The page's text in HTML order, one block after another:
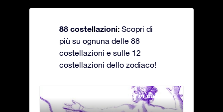
88 costellazioni: Scopri di
più su ognuna delle 88
costellazioni e sulle 12
costellazioni dello zodiaco!
Andromeda - La fanciulla in catene